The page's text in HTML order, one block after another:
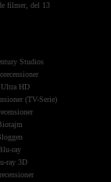
filmer, del 13
Studios
HD
(TV-Serie)
ray
ray 3D